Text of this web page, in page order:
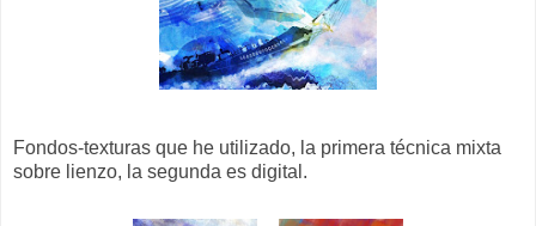
Fondos-texturas que he utilizado, la primera técnica mixta
sobre lienzo, la segunda es digital.